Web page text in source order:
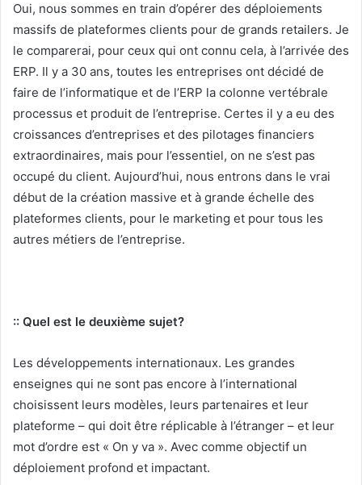
Oui, nous sommes en train d’opérer des déploiements
massifs de plateformes clients pour de grands retailers. Je
le comparerai, pour ceux qui ont connu cela, à l’arrivée des
ERP. Il y a 30 ans, toutes les entreprises ont décidé de
faire de l’informatique et de l’ERP la colonne vertébrale
processus et produit de l’entreprise. Certes il y a eu des
croissances d’entreprises et des pilotages financiers
extraordinaires, mais pour l’essentiel, on ne s’est pas
occupé du client. Aujourd’hui, nous entrons dans le vrai
début de la création massive et à grande échelle des
plateformes clients, pour le marketing et pour tous les
autres métiers de l’entreprise.
:: Quel est le deuxième sujet?
Les développements internationaux. Les grandes
enseignes qui ne sont pas encore à l’international
choisissent leurs modèles, leurs partenaires et leur
plateforme – qui doit être réplicable à l’étranger – et leur
mot d’ordre est « On y va ». Avec comme objectif un
déploiement profond et impactant.